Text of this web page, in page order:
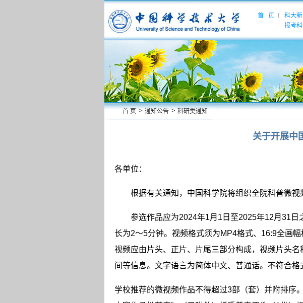
首 页 科大新
报考
首 页>通知公告>科研类通知
关于开展中
各单位：
根据有关通知，中国科学院将组织全院科普微
参选作品应为2024年1月 1 日至2025年12月 31 日
长为2～5分钟。视频格式须为MP4格式、 16:9全画幅
视频应由片头、正片、片尾三部分构成，视频片头
间等信息。文字语言为简体中文、普通话。不符合格
学校推荐的微视频作品不得超过3部（套）并附排序